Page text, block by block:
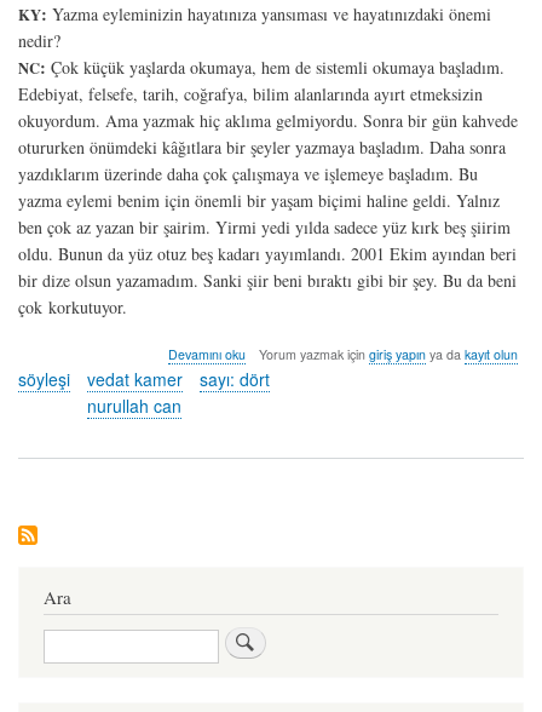
KY: Yazma eyleminizin hayatınıza yansıması ve hayatınızdaki önemi
nedir?
NC: Çok küçük yaşlarda okumaya, hem de sistemli okumaya başladım.
Edebiyat, felsefe, tarih, coğrafya, bilim alanlarında ayırt etmeksizin
okuyordum. Ama yazmak hiç aklıma gelmiyordu. Sonra bir gün kahvede
otururken önümdeki kâğıtlara bir şeyler yazmaya başladım. Daha sonra
yazdıklarım üzerinde daha çok çalışmaya ve işlemeye başladım. Bu
yazma eylemi benim için önemli bir yaşam biçimi haline geldi. Yalnız
ben çok az yazan bir şairim. Yirmi yedi yılda sadece yüz kırk beş şiirim
oldu. Bunun da yüz otuz beş kadarı yayımlandı. 2001 Ekim ayından beri
bir dize olsun yazamadım. Sanki şiir beni bıraktı gibi bir şey. Bu da beni
çok korkutuyor.
söyleşi:
nurullah
can
hakkında
Devamını oku Yorum yazmak için giriş yapınya da kayıt olun
söyleşi
vedat kamer
nurullah can
sayı: dört
Ara
Ara